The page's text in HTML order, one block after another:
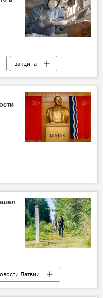
вакцина
Латвии